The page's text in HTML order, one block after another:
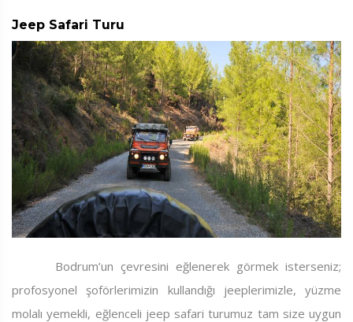
Jeep Safari Turu
Bodrum’un çevresini eğlenerek görmek isterseniz;
profosyonel şoförlerimizin kullandığı jeeplerimizle, yüzme
molalı yemekli, eğlenceli jeep safari turumuz tam size uygun